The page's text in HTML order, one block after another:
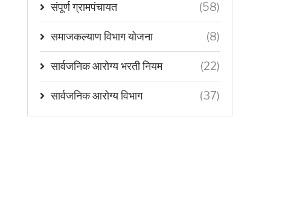
संपूर्ण ग्रामपंचायत (58)
समाजकल्याण विभाग योजना (8)
सार्वजनिक आरोग्य भरती नियम (22)
सार्वजनिक आरोग्य विभाग (37)